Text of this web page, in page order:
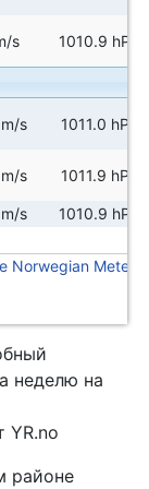
s 1010.9 hPa
s 1011.0 hPa
s 1011.9 hPa
s 1010.9 hPa
Norwegian
неделю на
YR.no
районе